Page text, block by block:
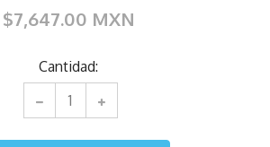
$7,647.00 MXN
Cantidad: